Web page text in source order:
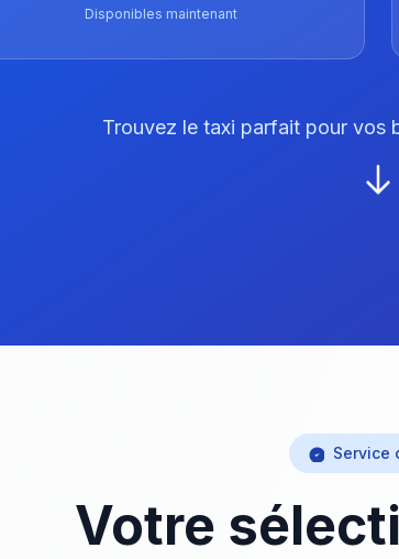
Disponibles maintenant
Trouvez le taxi parfait pour vos
Service
Votre